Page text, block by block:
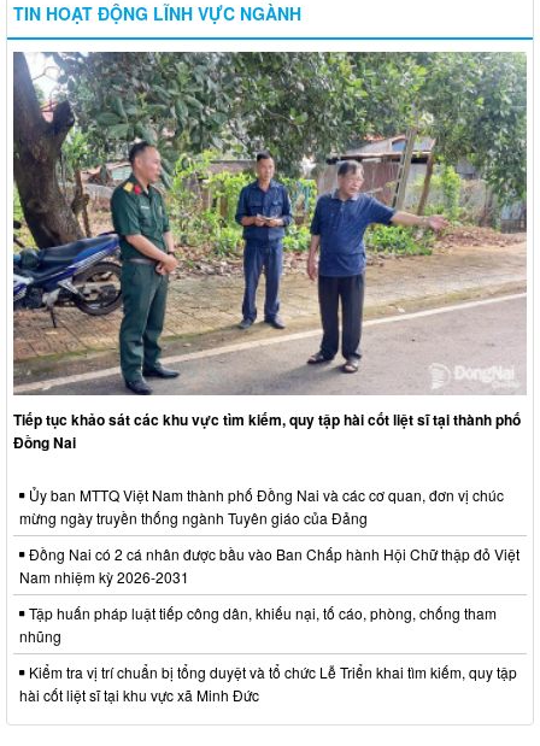
TIN HOẠT ĐỘNG LĨNH VỰC NGÀNH
Tiếp tục khảo sát các khu vực tìm kiếm, quy tập hài cốt liệt sĩ tại thành phố
Đồng Nai
Ủy ban MTTQ Việt Nam thành phố Đồng Nai và các cơ quan, đơn vị chúc
mừng ngày truyền thống ngành Tuyên giáo của Đảng
Đồng Nai có 2 cá nhân được bầu vào Ban Chấp hành Hội Chữ thập đỏ Việt
Nam nhiệm kỳ 2026-2031
Tập huấn pháp luật tiếp công dân, khiếu nại, tố cáo, phòng, chống tham
nhũng
Kiểm tra vị trí chuẩn bị tổng duyệt và tổ chức Lễ Triển khai tìm kiếm, quy tập
hài cốt liệt sĩ tại khu vực xã Minh Đức